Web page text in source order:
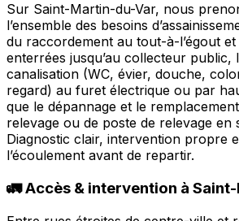
Sur Saint-Martin-du-Var, nous
l’ensemble des besoins
du raccordement au tout-à-l’égout et
enterrées jusqu’au collecteur public,
canalisation (WC, évier, douche,
regard) au furet électrique ou par
que le dépannage et le
relevage ou de poste de relevage en
Diagnostic clair, intervention propre
l’écoulement avant de repartir.
🚛 Accès & intervention à